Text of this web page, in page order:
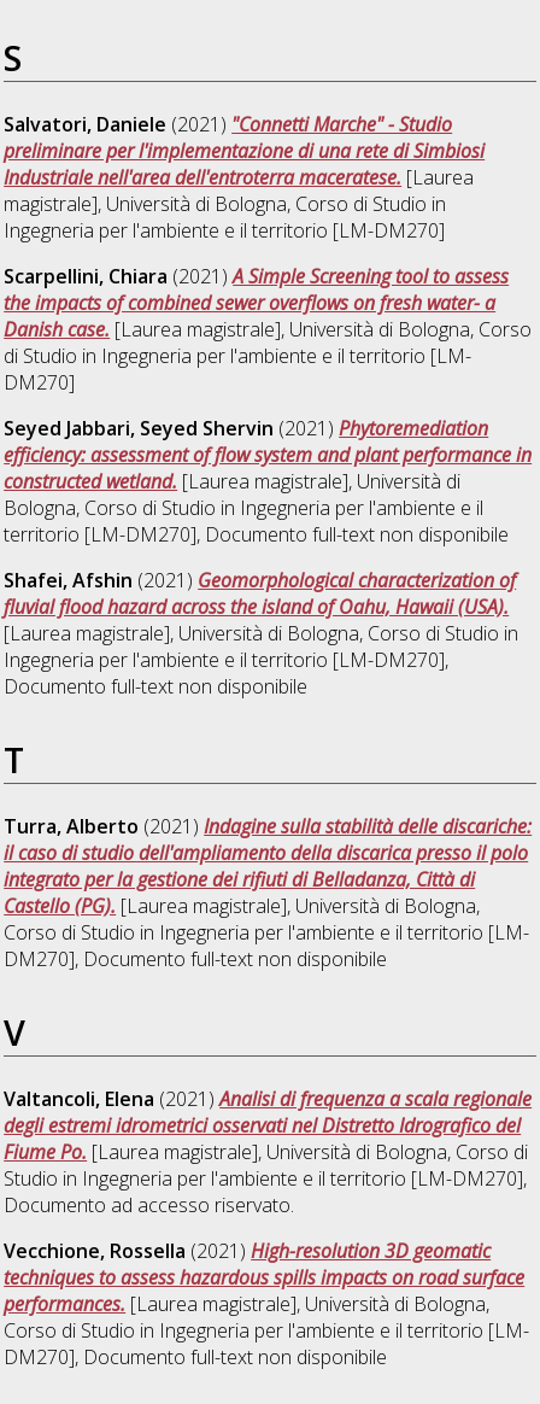
S
Salvatori, Daniele (2021) "Connetti Marche" - Studio
preliminare per l'implementazione di una rete di Simbiosi
Industriale nell'area dell'entroterra maceratese. [Laurea
magistrale], Università di Bologna, Corso di Studio in
Ingegneria per l'ambiente e il territorio [LM-DM270]
Scarpellini, Chiara (2021)A Simple Screening tool to assess
the impacts of combined sewer overflows on fresh water- a
Danish case. [Laurea magistrale], Università di Bologna, Corso
di Studio in Ingegneria per l'ambiente e il territorio [LM-
DM270]
Seyed Jabbari, Seyed Shervin (2021)Phytoremediation
efficiency: assessment of flow system and plant performance in
constructed wetland. [Laurea magistrale], Università di
Bologna, Corso di Studio in Ingegneria per l'ambiente e il
territorio [LM-DM270], Documento full-text non disponibile
Shafei, Afshin (2021) Geomorphological characterization of
fluvial flood hazard across the island of Oahu, Hawaii (USA).
[Laurea magistrale], Università di Bologna, Corso di Studio in
Ingegneria per l'ambiente e il territorio [LM-DM270],
Documento full-text non disponibile
T
Turra, Alberto (2021)Indagine sulla stabilità delle discariche:
il caso di studio dell'ampliamento della discarica presso il polo
integrato per la gestione dei rifiuti di Belladanza, Città di
Castello (PG). [Laurea magistrale], Università di Bologna,
Corso di Studio in Ingegneria per l'ambiente e il territorio [LM-
DM270], Documento full-text non disponibile
V
Valtancoli, Elena (2021)Analisi di frequenza a scala regionale
degli estremi idrometrici osservati nel Distretto Idrografico del
Fiume Po. [Laurea magistrale], Università di Bologna, Corso di
Studio in Ingegneria per l'ambiente e il territorio [LM-DM270],
Documento ad accesso riservato.
Vecchione, Rossella (2021)High-resolution 3D geomatic
techniques to assess hazardous spills impacts on road surface
performances. [Laurea magistrale], Università di Bologna,
Corso di Studio in Ingegneria per l'ambiente e il territorio [LM-
DM270], Documento full-text non disponibile